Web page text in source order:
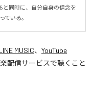
と同時に、自分自身の信念を
ている。
MUSIC、 YouTube
配信サービスで聴くこと